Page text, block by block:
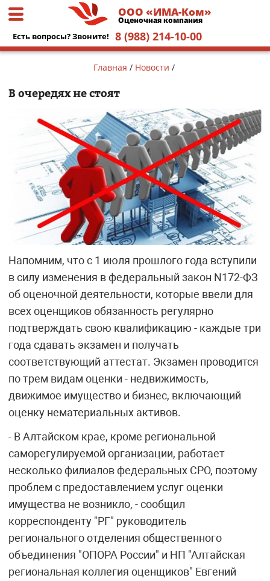
ООО «ИМА-Ком»
Оценочная компания
Есть вопросы? Звоните! 8 (988) 214-10-00
Главная / Новости /
В очередях не стоят
Напомним, что с 1 июля прошлого года вступили
в силу изменения в федеральный закон N172-ФЗ
об оценочной деятельности, которые ввели для
всех оценщиков обязанность регулярно
подтверждать свою квалификацию - каждые три
года сдавать экзамен и получать
соответствующий аттестат. Экзамен проводится
по трем видам оценки - недвижимость,
движимое имущество и бизнес, включающий
оценку нематериальных активов.
- В Алтайском крае, кроме региональной
саморегулируемой организации, работает
несколько филиалов федеральных СРО, поэтому
проблем с предоставлением услуг оценки
имущества не возникло, - сообщил
корреспонденту "РГ" руководитель
регионального отделения общественного
объединения "ОПОРА России" и НП "Алтайская
региональная коллегия оценщиков" Евгений